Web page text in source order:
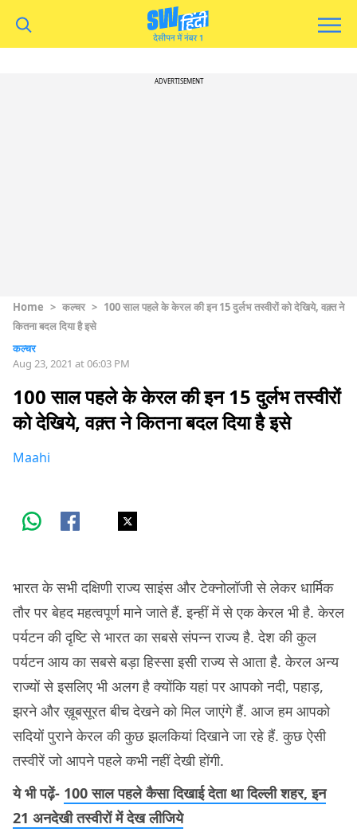
ADVERTISEMENT
Home > कल्चर > 100 साल पहले के केरल की इन 15 दुर्लभ तस्वीरों को देखिये, वक़्त ने
कितना बदल दिया है इसे
कल्चर
Aug 23, 2021 at 06:03 PM
100 साल पहले के केरल की इन 15 दुर्लभ तस्वीरों
को देखिये, वक़्त ने कितना बदल दिया है इसे
Maahi
भारत के सभी दक्षिणी राज्य साइंस और टेक्नोलॉजी से लेकर धार्मिक
तौर पर बेहद महत्वपूर्ण माने जाते हैं. इन्हीं में से एक केरल भी है. केरल
पर्यटन की दृष्टि से भारत का सबसे संपन्न राज्य है. देश की कुल
पर्यटन आय का सबसे बड़ा हिस्सा इसी राज्य से आता है. केरल अन्य
राज्यों से इसलिए भी अलग है क्योंकि यहां पर आपको नदी, पहाड़,
झरने और ख़ूबसूरत बीच देखने को मिल जाएंगे हैं. आज हम आपको
सदियों पुराने केरल की कुछ झलकियां दिखाने जा रहे हैं. कुछ ऐसी
तस्वीरें जो आपने पहले कभी नहीं देखी होंगी.
ये भी पढ़ें- 100 साल पहले कैसा दिखाई देता था दिल्ली शहर, इन
21 अनदेखी तस्वीरों में देख लीजिये